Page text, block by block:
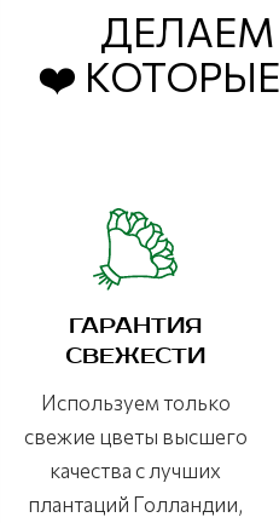
ДЕЛАЕМ
❤️
ГАРАНТИЯ
СВЕЖЕСТИ
Используем только
свежие цветы высшего
качества с лучших
плантаций Голландии,